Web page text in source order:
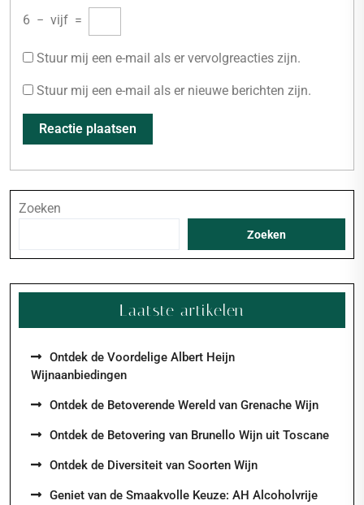
6 − vijf =
Stuur mij een e-mail als er vervolgreacties zijn.
Stuur mij een e-mail als er nieuwe berichten zijn.
Zoeken
Zoeken
Laatste artikelen
Ontdek de Voordelige Albert Heijn
Wijnaanbiedingen
Ontdek de Betoverende Wereld van Grenache Wijn
Ontdek de Betovering van Brunello Wijn uit Toscane
Ontdek de Diversiteit van Soorten Wijn
Geniet van de Smaakvolle Keuze: AH Alcoholvrije